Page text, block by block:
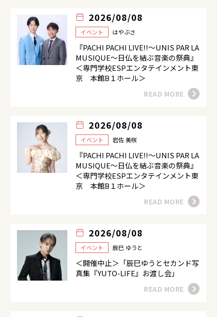
2026/08/08
イベント はやぶさ
『PACHI PACHI LIVE!!～UNIS PAR LA
MUSIQUE～日仏を結ぶ音楽の祭典』
＜専門学校ESPエンタテインメント東
京 本館B１ホール＞
READ MORE
2026/08/08
イベント 岩佐 美咲
『PACHI PACHI LIVE!!～UNIS PAR LA
MUSIQUE～日仏を結ぶ音楽の祭典』
＜専門学校ESPエンタテインメント東
京 本館B１ホール＞
READ MORE
2026/08/08
イベント 辰巳 ゆうと
＜開催中止＞「辰巳ゆうとセカンド写
真集『YUTO-LIFE』お渡し会」
READ MORE